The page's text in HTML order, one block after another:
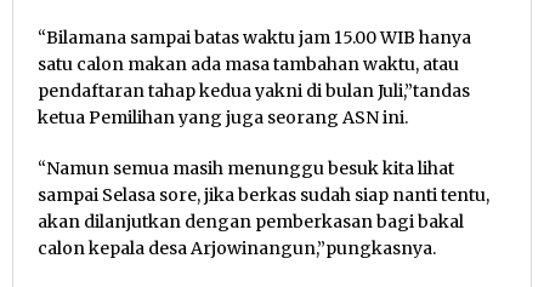
“Bilamana sampai batas waktu jam 15.00 WIB hanya
satu calon makan ada masa tambahan waktu, atau
pendaftaran tahap kedua yakni di bulan Juli,”tandas
ketua Pemilihan yang juga seorang ASN ini.
“Namun semua masih menunggu besuk kita lihat
sampai Selasa sore, jika berkas sudah siap nanti tentu,
akan dilanjutkan dengan pemberkasan bagi bakal
calon kepala desa Arjowinangun,”pungkasnya.